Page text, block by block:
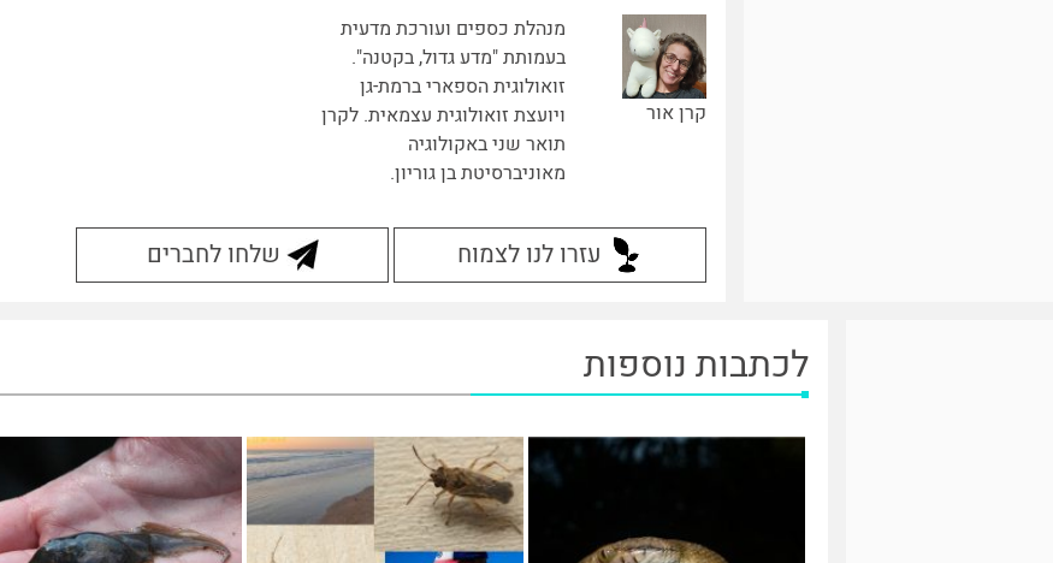
קרן אור
מנהלת כספים ועורכת מדעית
בעמותת "מדע גדול, בקטנה".
זואולוגית הספארי ברמת-גן
ויועצת זואולוגית עצמאית. לקרן
תואר שני באקולוגיה
מאוניברסיטת בן גוריון.
עזרו לנו לצמוח שלחו לחברים
לכתבות נוספות